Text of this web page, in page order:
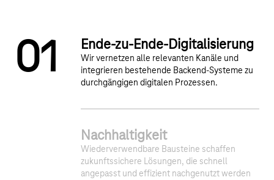
01
Ende-zu-Ende-Digitalisierung
Wir vernetzen alle relevanten Kanäle und
integrieren bestehende Backend-Systeme zu
durchgängigen digitalen Prozessen.
Nachhaltigkeit
Wiederverwendbare Bausteine schaffen
zukunftssichere Lösungen, die schnell
angepasst und effizient nachgenutzt werden